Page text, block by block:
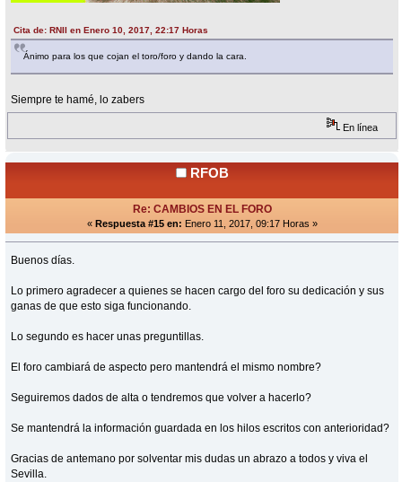
Cita de: RNII en Enero 10, 2017, 22:17 Horas
Ánimo para los que cojan el toro/foro y dando la cara.
Siempre te hamé, lo zabers
En línea
RFOB
Re: CAMBIOS EN EL FORO
« Respuesta #15 en: Enero 11, 2017, 09:17 Horas »
Buenos días.
Lo primero agradecer a quienes se hacen cargo del foro su dedicación y sus
ganas de que esto siga funcionando.
Lo segundo es hacer unas preguntillas.
El foro cambiará de aspecto pero mantendrá el mismo nombre?
Seguiremos dados de alta o tendremos que volver a hacerlo?
Se mantendrá la información guardada en los hilos escritos con anterioridad?
Gracias de antemano por solventar mis dudas un abrazo a todos y viva el
Sevilla.